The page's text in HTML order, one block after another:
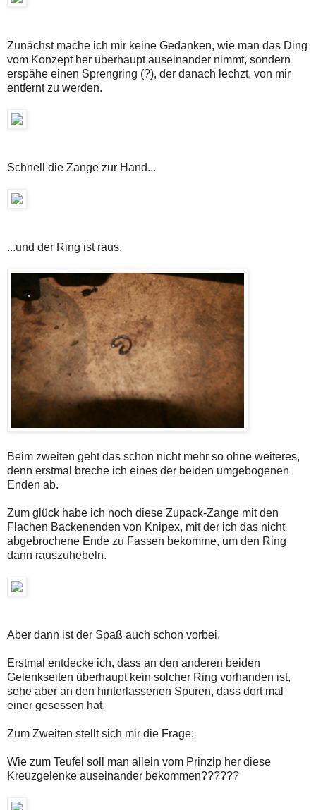
Zunächst mache ich mir keine Gedanken, wie man das Ding
vom Konzept her überhaupt auseinander nimmt, sondern
erspähe einen Sprengring (?), der danach lechzt, von mir
entfernt zu werden.
Schnell die Zange zur Hand...
...und der Ring ist raus.
Beim zweiten geht das schon nicht mehr so ohne weiteres,
denn erstmal breche ich eines der beiden umgebogenen
Enden ab.
Zum glück habe ich noch diese Zupack-Zange mit den
Flachen Backenenden von Knipex, mit der ich das nicht
abgebrochene Ende zu Fassen bekomme, um den Ring
dann rauszuhebeln.
Aber dann ist der Spaß auch schon vorbei.
Erstmal entdecke ich, dass an den anderen beiden
Gelenkseiten überhaupt kein solcher Ring vorhanden ist,
sehe aber an den hinterlassenen Spuren, dass dort mal
einer gesessen hat.
Zum Zweiten stellt sich mir die Frage:
Wie zum Teufel soll man allein vom Prinzip her diese
Kreuzgelenke auseinander bekommen??????